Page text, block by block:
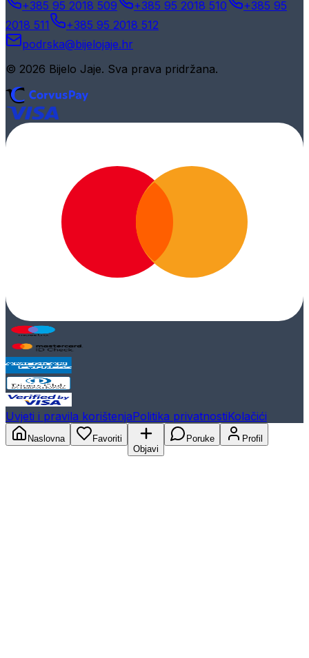
+385 95 2018 509 +385 95 2018 510
+385 95
2018 511
+385 95 2018 512
podrska@bijelojaje.hr
© 2026 Bijelo Jaje. Sva prava pridržana.
Uvjeti i pravila korištenjaPolitika privatnostiKolačići
Naslovna
Favoriti
Objavi
Poruke Profil